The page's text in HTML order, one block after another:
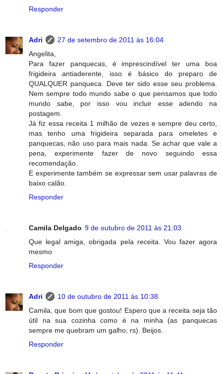
Responder
Adri
27 de setembro de 2011 às 16:04
Angelita,
Para fazer panquecas, é imprescindível ter uma boa
frigideira antiaderente, isso é básico do preparo de
QUALQUER panqueca. Deve ter sido esse seu problema.
Nem sempre todo mundo sabe o que pensamos que todo
mundo sabe, por isso vou incluir esse adendo na
postagem.
Já fiz essa receita 1 milhão de vezes e sempre deu certo,
mas tenho uma frigideira separada para omeletes e
panquecas, não uso para mais nada. Se achar que vale a
pena, experimente fazer de novo seguindo essa
recomendação.
E experimente também se expressar sem usar palavras de
baixo calão.
Responder
Camila Delgado 9 de outubro de 2011 às 21:03
Que legal amiga, obrigada pela receita. Vou fazer agora
mesmo
Responder
Adri
10 de outubro de 2011 às 10:38
Camila, que bom que gostou! Espero que a receita seja tão
útil na sua cozinha como é na minha (as panquecas
sempre me quebram um galho, rs). Beijos.
Responder